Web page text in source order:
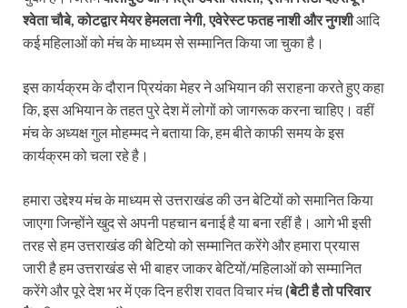
श्वेता चौबे, कोटद्वार मेयर हेमलता नेगी, एवेरेस्ट फतह नाशी और नुगशीआदि
कई महिलाओं को मंच के माध्यम से सम्मानित किया जा चुका है।
इस कार्यक्रम के दौरान प्रियंका मेहर ने अभियान की सराहना करते हुए कहा
कि, इस अभियान के तहत पुरे देश में लोगों को जागरूक करना चाहिए। वहीं
मंच के अध्यक्ष गुल मोहम्मद ने बताया कि, हम बीते काफी समय के इस
कार्यक्रम को चला रहे है।
हमारा उद्देश्य मंच के माध्यम से उत्तराखंड की उन बेटियों को समानित किया
जाएगा जिन्होंने खुद से अपनी पहचान बनाई है या बना रहीं है। आगे भी इसी
तरह से हम उत्तराखंड की बेटियो को सम्मानित करेंगे और हमारा प्रयास
जारी है हम उत्तराखंड से भी बाहर जाकर बेटियों/महिलाओं को सम्मानित
करेंगे और पूरे देश भर में एक दिन हरीश रावत विचार मंच(बेटी है तो परिवार